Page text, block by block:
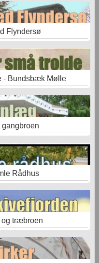
Flyndersø
- Bundsbæk Mølle
Rådhus
og træbroen